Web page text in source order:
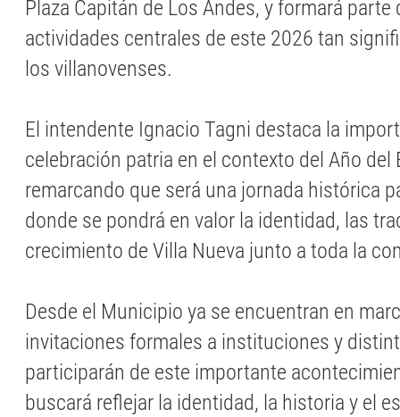
Plaza Capitán de Los Andes, y formará parte
actividades centrales de este 2026 tan
los villanovenses.
El intendente Ignacio Tagni destaca la
celebración patria en el contexto del Año del
remarcando que será una jornada histórica
donde se pondrá en valor la identidad, las
crecimiento de Villa Nueva junto a toda la
Desde el Municipio ya se encuentran en
invitaciones formales a instituciones y
participarán de este importante
buscará reflejar la identidad, la historia y el